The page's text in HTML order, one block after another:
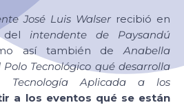
José Luis Walserrecibió en
del intendente de Paysandú
así también deAnabella
Tecnológico qué desarrolla
Tecnología Aplicada a los
a los eventos qué se están